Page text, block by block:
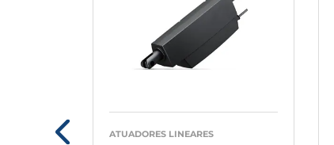
ATUADORES LINEARES